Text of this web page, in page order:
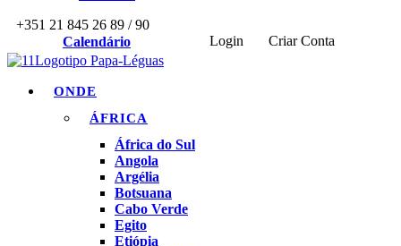
+351 21 845 26 89 / 90
Calendário
Login Criar Conta
ONDE
ÁFRICA
África do Sul
Angola
Argélia
Botsuana
Cabo Verde
Egito
Etiópia